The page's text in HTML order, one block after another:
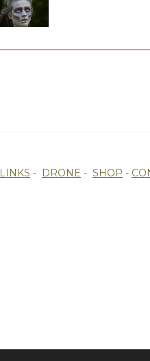
LINKS - DRONE - SHOP -